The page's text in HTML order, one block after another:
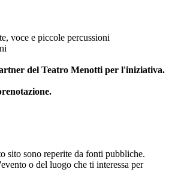
voce e piccole percussioni
del Teatro Menotti per l'iniziativa.
sito sono reperite da fonti pubbliche.
o del luogo che ti interessa per